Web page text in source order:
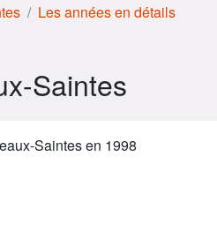
Les années en détails
Saintes
Saintes en 1998